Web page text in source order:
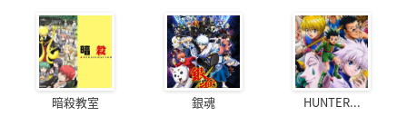
暗殺教室 銀魂 HUNTER...